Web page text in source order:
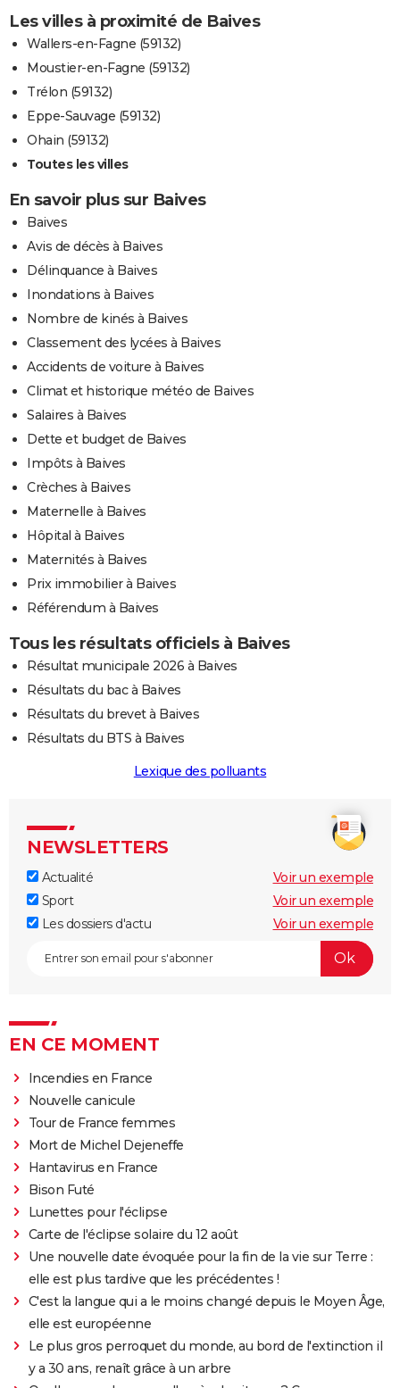
Les villes à proximité de Baives
Wallers-en-Fagne (59132)
Moustier-en-Fagne (59132)
Trélon (59132)
Eppe-Sauvage (59132)
Ohain (59132)
Toutes les villes
En savoir plus sur Baives
Baives
Avis de décès à Baives
Délinquance à Baives
Inondations à Baives
Nombre de kinés à Baives
Classement des lycées à Baives
Accidents de voiture à Baives
Climat et historique météo de Baives
Salaires à Baives
Dette et budget de Baives
Impôts à Baives
Crèches à Baives
Maternelle à Baives
Hôpital à Baives
Maternités à Baives
Prix immobilier à Baives
Référendum à Baives
Tous les résultats officiels à Baives
Résultat municipale 2026 à Baives
Résultats du bac à Baives
Résultats du brevet à Baives
Résultats du BTS à Baives
Lexique des polluants
NEWSLETTERS
Actualité
Voir un exemple
Sport
Voir un exemple
Les dossiers d'actu
Voir un exemple
EN CE MOMENT
Incendies en France
Nouvelle canicule
Tour de France femmes
Mort de Michel Dejeneffe
Hantavirus en France
Bison Futé
Lunettes pour l'éclipse
Carte de l'éclipse solaire du 12 août
Une nouvelle date évoquée pour la fin de la vie sur Terre :
elle est plus tardive que les précédentes !
C'est la langue qui a le moins changé depuis le Moyen Âge,
elle est européenne
Le plus gros perroquet du monde, au bord de l'extinction il
y a 30 ans, renaît grâce à un arbre